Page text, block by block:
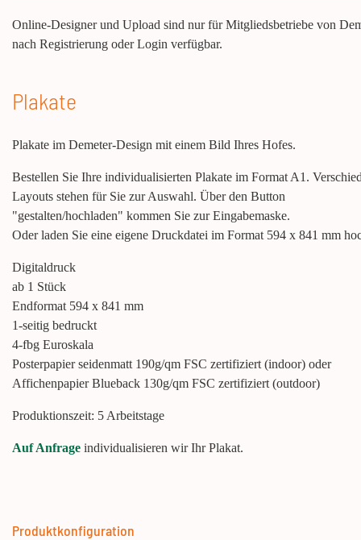
Online-Designer und Upload sind nur für Mitgliedsbetriebe von
nach Registrierung oder Login verfügbar.
Plakate
Plakate im Demeter-Design mit einem Bild Ihres Hofes.
Bestellen Sie Ihre individualisierten Plakate im Format A1.
Layouts stehen für Sie zur Auswahl. Über den Button
"gestalten/hochladen" kommen Sie zur Eingabemaske.
Oder laden Sie eine eigene Druckdatei im Format 594 x 841 mm
Digitaldruck
ab 1 Stück
Endformat 594 x 841 mm
1-seitig bedruckt
4-fbg Euroskala
Posterpapier seidenmatt 190g/qm FSC zertifiziert (indoor) oder
Affichenpapier Blueback 130g/qm FSC zertifiziert (outdoor)
Produktionszeit: 5 Arbeitstage
Auf Anfrage individualisieren wir Ihr Plakat.
Produktkonfiguration